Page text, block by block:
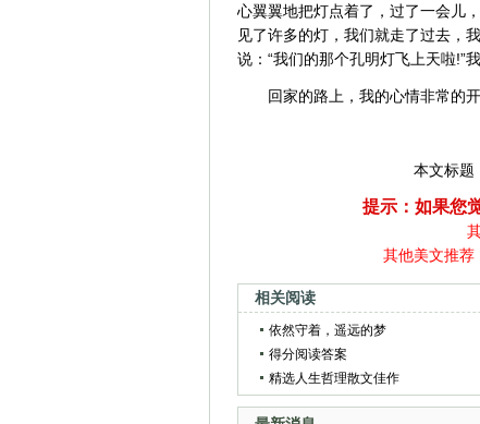
心翼翼地把灯点着了，过了一会儿
见了许多的灯，我们就走了过去，
说：“我们的那个孔明灯飞上天啦!”
回家的路上，我的心情非常的
本文标题
提示：如果您
其他美文推荐
相关阅读
依然守着，遥远的梦
得分阅读答案
精选人生哲理散文佳作